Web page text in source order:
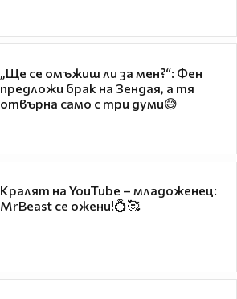
„Ще се омъжиш ли за мен?“: Фен
предложи брак на Зендая, а тя
отвърна само с три думи😅
Кралят на YouTube – младоженец:
MrBeast се ожени!💍🥰